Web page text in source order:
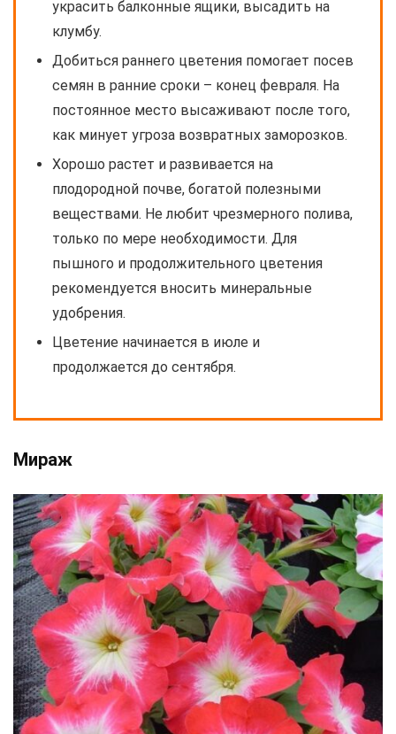
украсить балконные ящики, высадить на
клумбу.
Добиться раннего цветения помогает посев
семян в ранние сроки – конец февраля. На
постоянное место высаживают после того,
как минует угроза возвратных заморозков.
Хорошо растет и развивается на
плодородной почве, богатой полезными
веществами. Не любит чрезмерного полива,
только по мере необходимости. Для
пышного и продолжительного цветения
рекомендуется вносить минеральные
удобрения.
Цветение начинается в июле и
продолжается до сентября.
Мираж